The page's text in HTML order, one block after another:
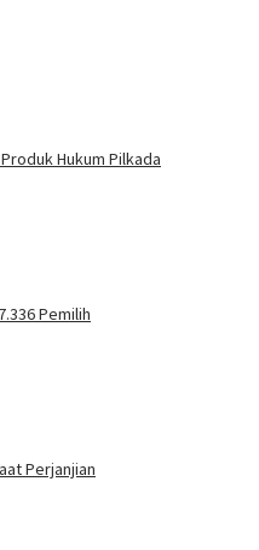
Hukum Pilkada
Pemilih
Perjanjian